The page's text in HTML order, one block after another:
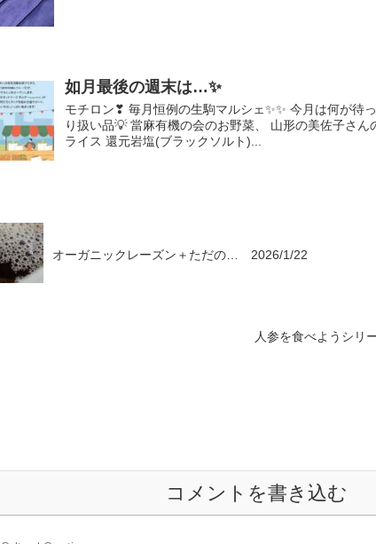
如月最後の週末は…✨
モチロン❣ 毎月恒例の生駒マルシェ✨✨ 今月は何が
り扱い品💡 當麻有機の会のお野菜、 山形の美佐子さ
ライス 還元岩塩(ブラックソルト)...
オーガニックレーズン＋ただの… 2026/1/22
人参を食べようシ
コメントを書き込む